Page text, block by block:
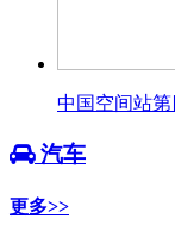
中国空间站
汽车
更多>>